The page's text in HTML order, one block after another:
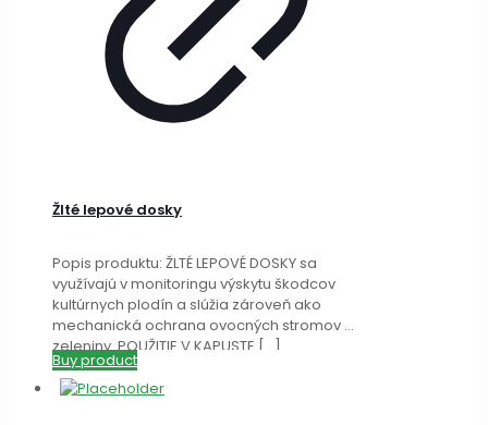
Žlté lepové dosky
Popis produktu: ŽLTÉ LEPOVÉ DOSKY sa
využívajú v monitoringu výskytu škodcov
kultúrnych plodín a slúžia zároveň ako
mechanická ochrana ovocných stromov a
zeleniny. POUŽITIE V KAPUSTE […]
Buy product